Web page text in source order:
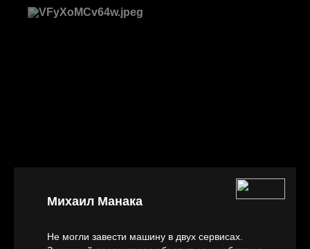
Михаил Манака
Не могли завести машину в двух сервисах.